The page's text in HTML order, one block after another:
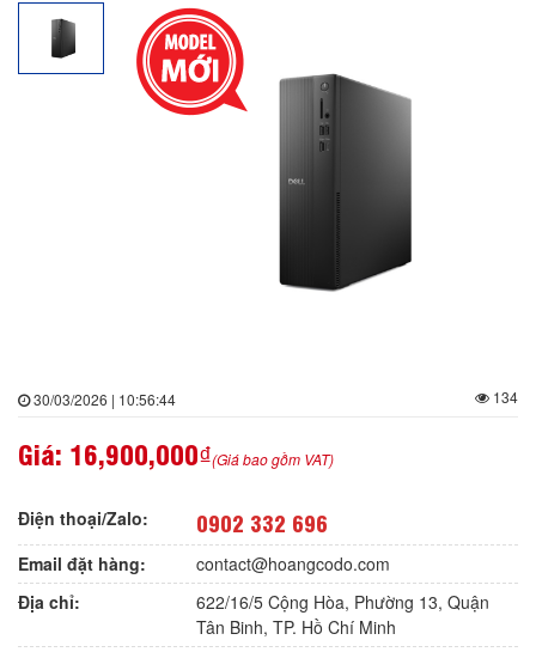
30/03/2026 | 10:56:44 134
Giá: 16,900,000₫(Giá bao gồm VAT)
Điện thoại/Zalo: 0902 332 696
Email đặt hàng:
contact@hoangcodo.com
Địa chỉ:
622/16/5 Cộng Hòa, Phường 13, Quận
Tân Binh, TP. Hồ Chí Minh